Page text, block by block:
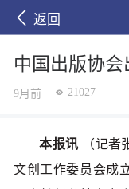
返回
中国出版协
9月前 21027
本报讯 （记者
文创工作委员会成